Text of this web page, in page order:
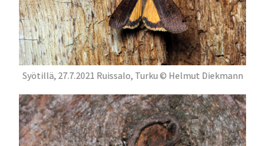
Syötillä, 27.7.2021 Ruissalo, Turku © Helmut Diekmann